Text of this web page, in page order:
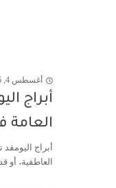
أغسطس 4, 2026
العامة
أبراج
العاطفية،